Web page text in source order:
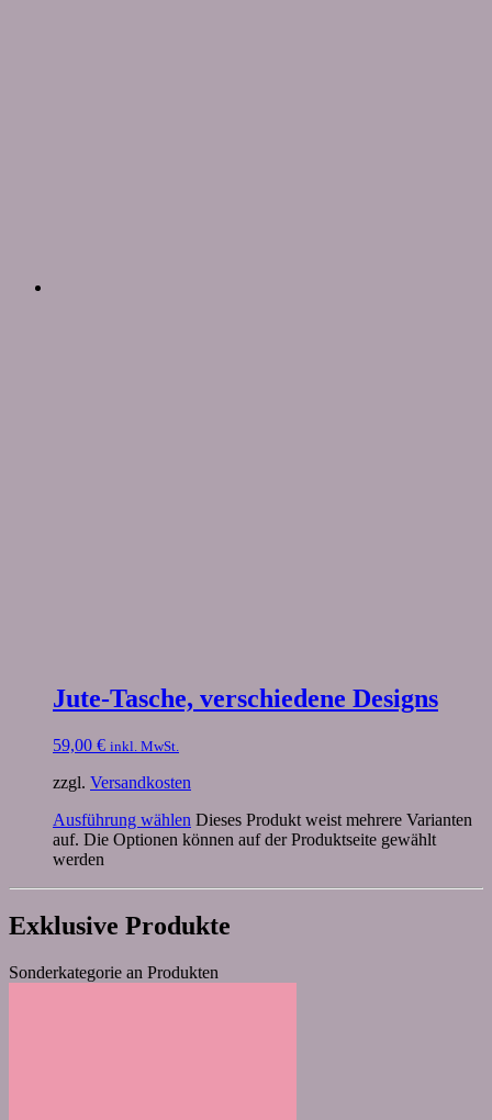
Jute-Tasche, verschiedene Designs
59,00 € inkl. MwSt.
zzgl. Versandkosten
Ausführung wählen Dieses Produkt weist mehrere Varianten
auf. Die Optionen können auf der Produktseite gewählt
werden
Exklusive Produkte
Sonderkategorie an Produkten